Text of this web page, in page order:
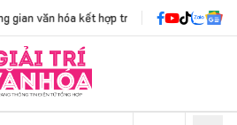
hợp triển lãm "Sắc Mường đương đại":